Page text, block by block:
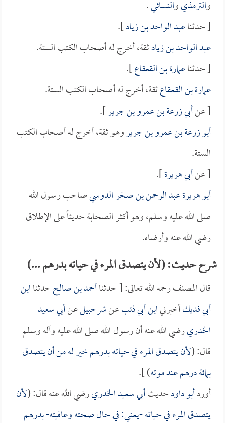
والترمذيوالنسائي.
[ حدثناعبد الواحد بن زياد].
عبد الواحد بن زيادثقة، أخرج له أصحاب الكتب الستة.
[ حدثناعمارة بن القعقاع].
عمارة بن القعقاعثقة، أخرج له أصحاب الكتب الستة.
[ عنأبي زرعة بن عمرو بن جرير].
أبو زرعة بن عمرو بن جريروهو ثقة، أخرج له أصحاب الكتب
الستة.
[ عنأبي هريرة].
أبو هريرة عبد الرحمن بن صخر الدوسيصاحب رسول الله
صلى الله عليه وسلم، وهو أكثر الصحابة حديثاً على الإطلاق
رضي الله عنه وأرضاه.
شرح حديث: (لأن يتصدق المرء في حياته بدرهم ...)
قال المصنف رحمه الله تعالى: [ حدثناأحمد بن صالححدثناابن
أبي فديكأخبرنيابن أبي ذئبعنشرحبيلعنأبي سعيد
الخدريرضي الله عنه أن رسول الله صلى الله عليه وآله وسلم
قال: (لأن يتصدق المرء في حياته بدرهم خير له من أن يتصدق
بمائة درهم عند موته) ].
أوردأبو داودحديثأبي سعيد الخدريرضي الله عنه قال: (لأن
يتصدق المرء في حياته -يعني: في حال صحته وعافيته- بدرهم